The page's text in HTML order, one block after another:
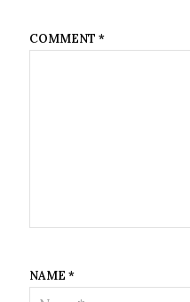
COMMENT *
NAME *